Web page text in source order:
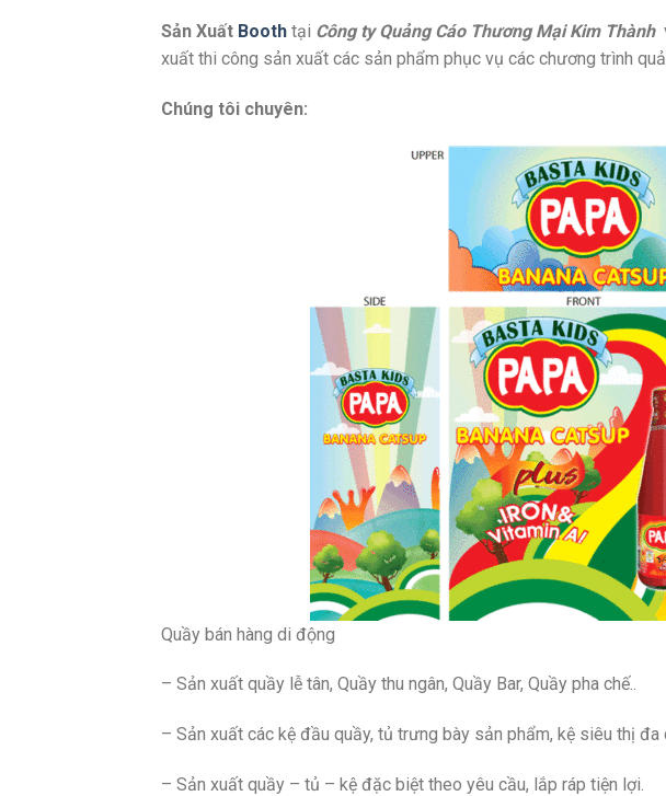
Sản Xuất Booth tại Công ty Quảng Cáo Thương Mại Kim Thành
xuất thi công sản xuất các sản phẩm phục vụ các chương trình
Chúng tôi chuyên:
Quầy bán hàng di động
– Sản xuất quầy lễ tân, Quầy thu ngân, Quầy Bar, Quầy pha chế..
– Sản xuất các kệ đầu quầy, tủ trưng bày sản phẩm, kệ siêu thị đa
– Sản xuất quầy – tủ – kệ đặc biệt theo yêu cầu, lắp ráp tiện lợi.